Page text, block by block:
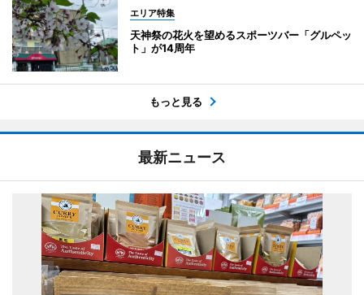
エリア特集
天神祭の花火を望めるスポーツバー「グルペッ
ト」が14周年
もっと見る
最新ニュース